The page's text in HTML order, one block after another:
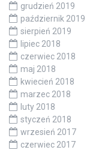
grudzień 2019
październik 2019
sierpień 2019
lipiec 2018
czerwiec 2018
maj 2018
kwiecień 2018
marzec 2018
luty 2018
styczeń 2018
wrzesień 2017
czerwiec 2017